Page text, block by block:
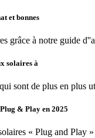
et bonnes
grâce à notre guide
solaires à
sont de plus en plus
& Play en 2025
« Plug and Play